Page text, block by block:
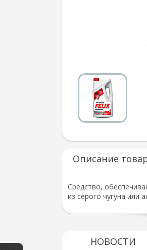
Описание
Средство,
из серого чугуна или
НОВОСТИ